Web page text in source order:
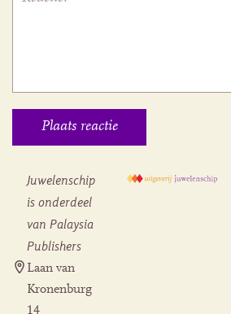
Juwelenschip
is onderdeel
van Palaysia
Publishers
Laan van
Kronenburg
14